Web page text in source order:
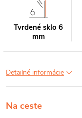
Tvrdené sklo 6
mm
Detailné informácie
Na ceste